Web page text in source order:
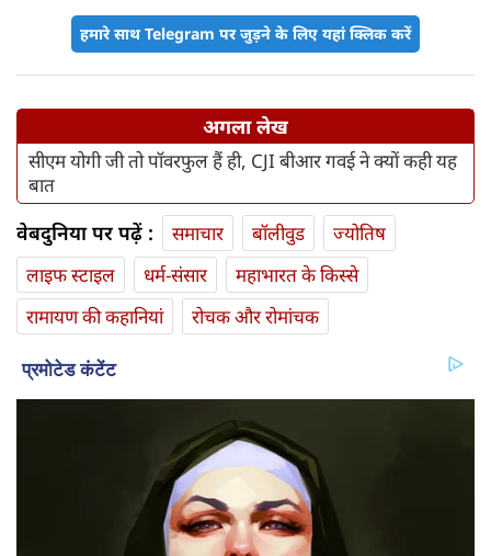
हमारे साथ Telegram पर जुड़ने के लिए यहां क्लिक करें
अगला लेख
सीएम योगी जी तो पॉवरफुल हैं ही, CJI बीआर गवई ने क्यों कही यह
बात
वेबदुनिया पर पढ़ें : समाचार बॉलीवुड
ज्योतिष
लाइफ स्‍टाइल
धर्म-संसार
महाभारत के किस्से
रामायण की कहानियां
रोचक और रोमांचक